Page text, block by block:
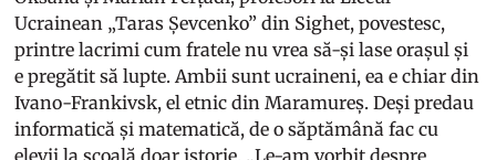
Ucrainean „Taras Șevcenko” din Sighet, povestesc,
printre lacrimi cum fratele nu vrea să-și lase orașul și
e pregătit să lupte. Ambii sunt ucraineni, ea e chiar din
Ivano-Frankivsk, el etnic din Maramureș. Deși predau
informatică și matematică, de o săptămână fac cu